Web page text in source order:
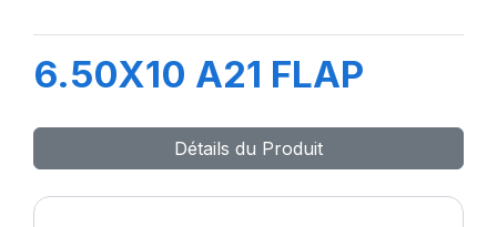
6.50X10 A21 FLAP
Détails du Produit